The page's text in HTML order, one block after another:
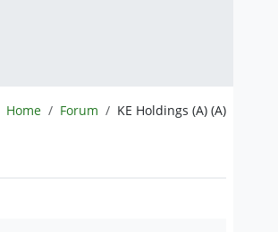
BörsenNEWS.de
Home Forum KE Holdings (A) (A)